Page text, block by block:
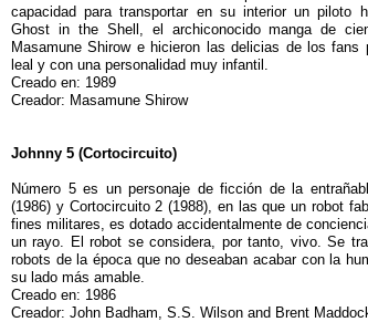
capacidad para transportar en su interior un piloto
Ghost in the Shell, el archiconocido manga de
Masamune Shirow e hicieron las delicias de los fans
leal y con una personalidad muy infantil.
Creado en: 1989
Creador: Masamune Shirow
Johnny 5 (Cortocircuito)
Número 5 es un personaje de ficción de la
(1986) y Cortocircuito 2 (1988), en las que un robot
fines militares, es dotado accidentalmente de
un rayo. El robot se considera, por tanto, vivo. Se
robots de la época que no deseaban acabar con la
su lado más amable.
Creado en: 1986
Creador: John Badham, S.S. Wilson and Brent